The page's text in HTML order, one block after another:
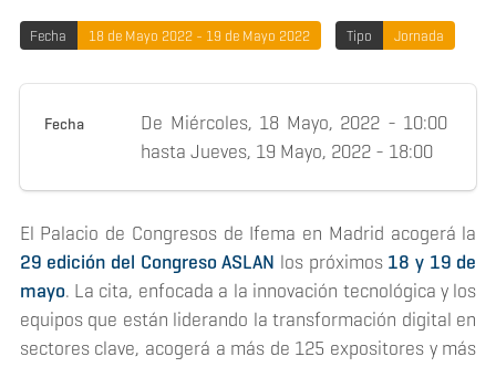
Fecha 18 de Mayo 2022 - 19 de Mayo 2022 Tipo Jornada
Fecha De Miércoles, 18 Mayo, 2022 - 10:00
hastaJueves, 19 Mayo, 2022 - 18:00
El Palacio de Congresos de Ifema en Madrid acogerá la
29 edición del Congreso ASLAN los próximos 18 y 19 de
mayo. La cita, enfocada a la innovación tecnológica y los
equipos que están liderando la transformación digital en
sectores clave, acogerá a más de 125 expositores y más